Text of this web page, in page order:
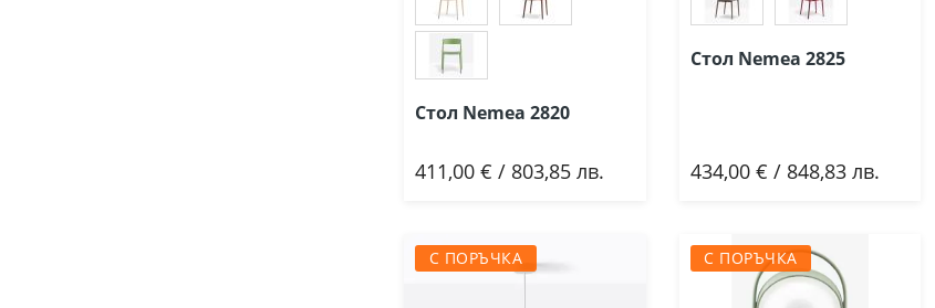
Стол Nemea 2820
411,00 € / 803,85 лв.
Добави
Стол Nemea 2825
434,00 € / 848,83 лв.
Добави
С ПОРЪЧКА С ПОРЪЧКА